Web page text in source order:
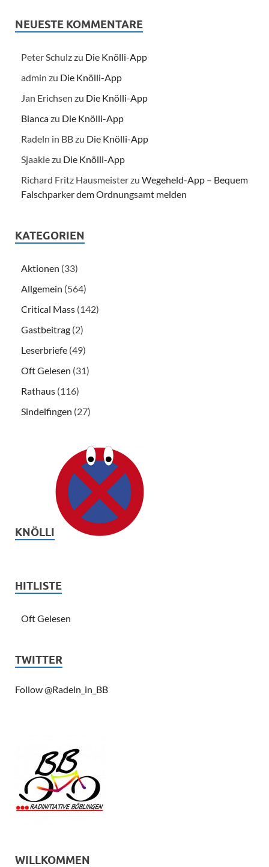
NEUESTE KOMMENTARE
Peter Schulzzu Die Knölli-App
admin zu Die Knölli-App
Jan Erichsen zu Die Knölli-App
Biancazu Die Knölli-App
Radeln in BBzu Die Knölli-App
Sjaakiezu Die Knölli-App
Richard Fritz Hausmeisterzu Wegeheld-App – Bequem
Falschparker dem Ordnungsamt melden
KATEGORIEN
Aktionen (33)
Allgemein (564)
Critical Mass (142)
Gastbeitrag (2)
Leserbriefe (49)
Oft Gelesen (31)
Rathaus (116)
Sindelfingen (27)
KNÖLLI
HITLISTE
Oft Gelesen
TWITTER
Follow @Radeln_in_BB
WILLKOMMEN